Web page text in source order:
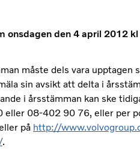
onsdagen den 4 april 2012
måste dels vara upptagen
sin avsikt att delta i
i årsstämman kan ske
08-402 90 76, eller per
på http://
.